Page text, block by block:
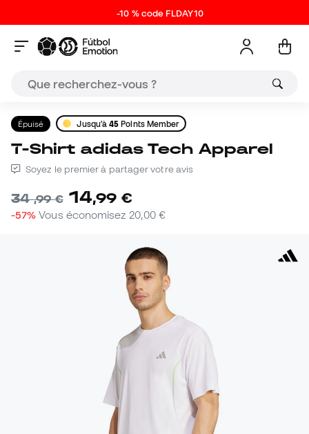
-10 % code FLDAY10
Épuisé Jusqu'à45 Points Member
T-Shirt adidas Tech Apparel
Soyez le premier à partager votre avis
34,99 € 14,99 €
-57% Vous économisez 20,00 €